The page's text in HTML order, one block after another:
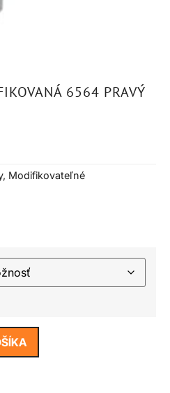
6564 PRAVÝ
, Modifikovateľné